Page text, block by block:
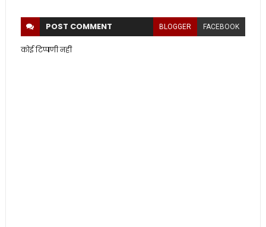
POST COMMENT BLOGGER FACEBOOK
कोई टिप्पणी नहीं